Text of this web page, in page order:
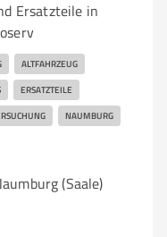
Ersatzteile in
ALTFAHRZEUG
ERSATZTEILE
NAUMBURG
(Saale)